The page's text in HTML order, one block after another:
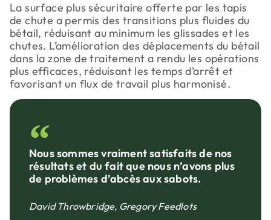
La surface plus sécuritaire offerte par les tapis
de chute a permis des transitions plus fluides du
bétail, réduisant au minimum les glissades et les
chutes. L’amélioration des déplacements du bétail
dans la zone de traitement a rendu les opérations
plus efficaces, réduisant les temps d’arrêt et
favorisant un flux de travail plus harmonisé.
Nous sommes vraiment satisfaits de nos
résultats et du fait que nous n’avons plus
de problèmes d’abcès aux sabots.
David Throwbridge, Gregory Feedlots